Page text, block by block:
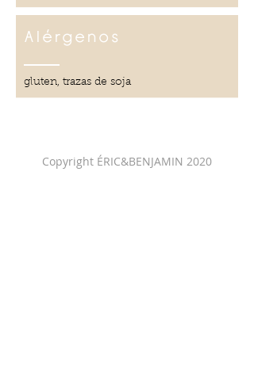
Alérgenos
gluten, trazas de soja
Copyright ÉRIC&BENJAMIN 2020